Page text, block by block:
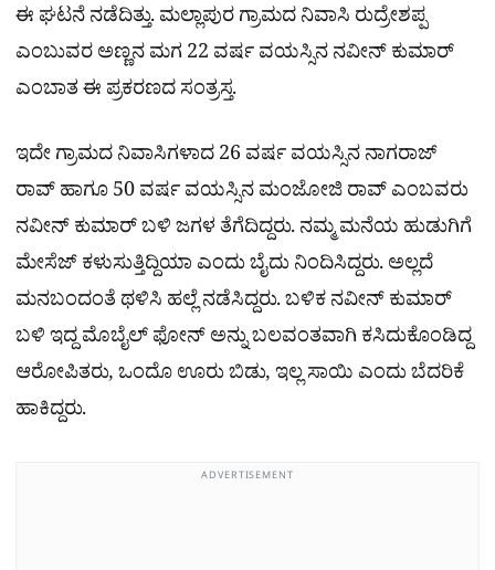
ಈ ಘಟನೆ ನಡೆದಿತ್ತು. ಮಲ್ಲಾಪುರ ಗ್ರಾಮದ ನಿವಾಸಿ ರುದ್ರೇಶಪ್ಪ
ಎಂಬುವರ ಅಣ್ಣನ ಮಗ 22 ವರ್ಷ ವಯಸ್ಸಿನ ನವೀನ್ ಕುಮಾರ್
ಎಂಬಾತ ಈ ಪ್ರಕರಣದ ಸಂತ್ರಸ್ತ.
ಇದೇ ಗ್ರಾಮದ ನಿವಾಸಿಗಳಾದ 26 ವರ್ಷ ವಯಸ್ಸಿನ ನಾಗರಾಜ್
ರಾವ್ ಹಾಗೂ 50 ವರ್ಷ ವಯಸ್ಸಿನ ಮಂಜೋಜಿ ರಾವ್ ಎಂಬವರು
ನವೀನ್ ಕುಮಾರ್ ಬಳಿ ಜಗಳ ತೆಗೆದಿದ್ದರು. ನಮ್ಮ ಮನೆಯ ಹುಡುಗಿಗೆ
ಮೇಸೆಜ್ ಕಳುಸುತ್ತಿದ್ದಿಯಾ ಎಂದು ಬೈದು ನಿಂದಿಸಿದ್ದರು. ಅಲ್ಲದೆ
ಮನಬಂದಂತೆ ಥಳಿಸಿ ಹಲ್ಲೆ ನಡೆಸಿದ್ದರು. ಬಳಿಕ ನವೀನ್ ಕುಮಾರ್
ಬಳಿ ಇದ್ದ ಮೊಬೈಲ್ ಫೋನ್ ಅನ್ನು ಬಲವಂತವಾಗಿ ಕಸಿದುಕೊಂಡಿದ್ದ
ಆರೋಪಿತರು, ಒಂದೊ ಊರು ಬಿಡು, ಇಲ್ಲ ಸಾಯಿ ಎಂದು ಬೆದರಿಕೆ
ಹಾಕಿದ್ದರು.
ADVERTISEMENT